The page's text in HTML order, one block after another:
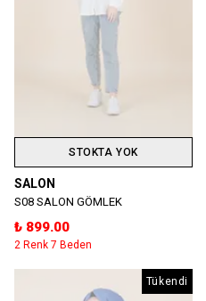
STOKTA YOK
SALON
S08 SALON GÖMLEK
₺ 899.00
2 Renk 7 Beden
Tükendi